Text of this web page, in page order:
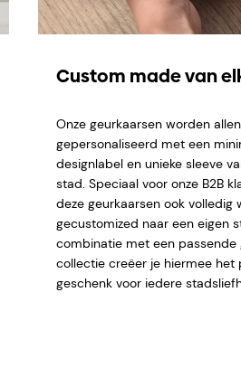
Custom made van
Onze geurkaarsen worden
gepersonaliseerd met een
designlabel en unieke sleeve
stad. Speciaal voor onze B2B
deze geurkaarsen ook volledig
gecustomized naar een eigen
combinatie met een passende
collectie creëer je hiermee het
geschenk voor iedere